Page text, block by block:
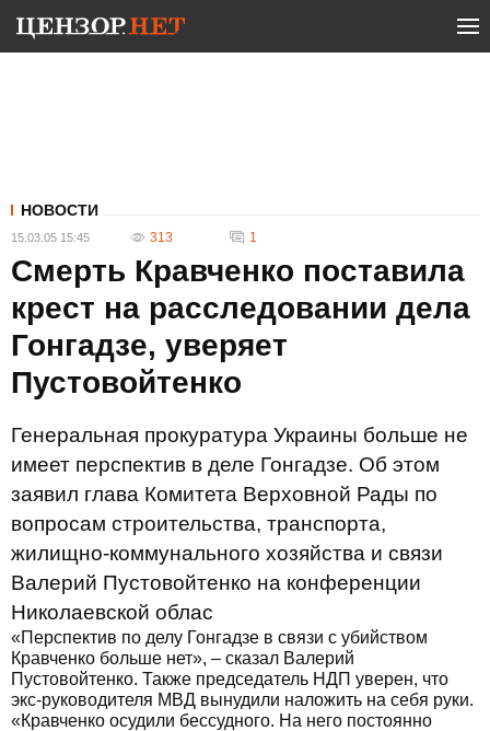
НОВОСТИ
15.03.05 15:45 313 1
Смерть Кравченко поставила
крест на расследовании дела
Гонгадзе, уверяет
Пустовойтенко
Генеральная прокуратура Украины больше не
имеет перспектив в деле Гонгадзе. Об этом
заявил глава Комитета Верховной Рады по
вопросам строительства, транспорта,
жилищно-коммунального хозяйства и связи
Валерий Пустовойтенко на конференции
Николаевской облас
«Перспектив по делу Гонгадзе в связи с убийством
Кравченко больше нет», – сказал Валерий
Пустовойтенко. Также председатель НДП уверен, что
экс-руководителя МВД вынудили наложить на себя руки.
«Кравченко осудили бессудного. На него постоянно